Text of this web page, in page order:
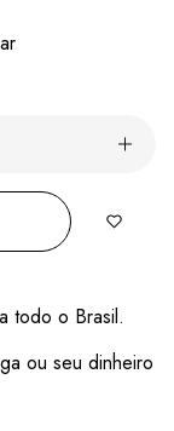
todo o Brasil.
ou seu dinheiro